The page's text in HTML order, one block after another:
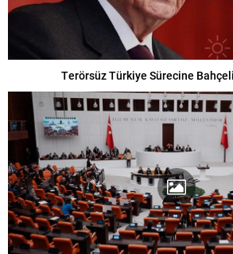
Terörsüz Türkiye Sürecine